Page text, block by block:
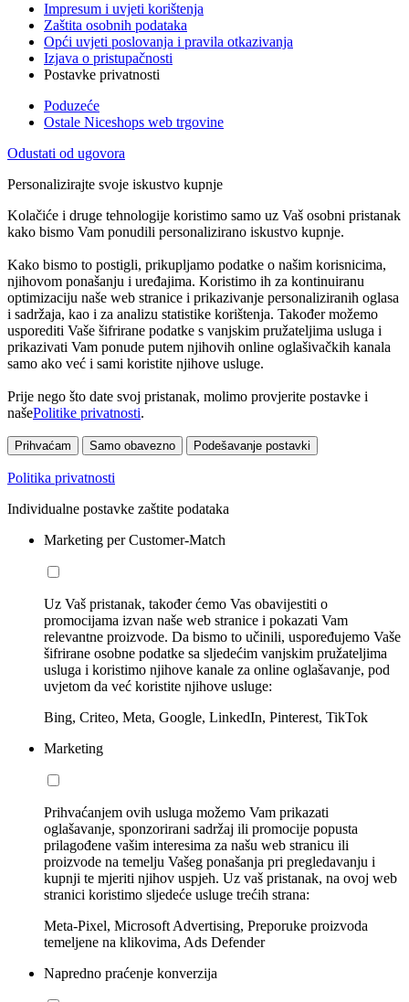
Impresum i uvjeti korištenja
Zaštita osobnih podataka
Opći uvjeti poslovanja i pravila otkazivanja
Izjava o pristupačnosti
Postavke privatnosti
Poduzeće
Ostale Niceshops web trgovine
Odustati od ugovora
Personalizirajte svoje iskustvo kupnje
Kolačiće i druge tehnologije koristimo samo uz Vaš osobni pristanak
kako bismo Vam ponudili personalizirano iskustvo kupnje.
Kako bismo to postigli, prikupljamo podatke o našim korisnicima,
njihovom ponašanju i uređajima. Koristimo ih za kontinuiranu
optimizaciju naše web stranice i prikazivanje personaliziranih oglasa
i sadržaja, kao i za analizu statistike korištenja. Također možemo
usporediti Vaše šifrirane podatke s vanjskim pružateljima usluga i
prikazivati Vam ponude putem njihovih online oglašivačkih kanala
samo ako već i sami koristite njihove usluge.
Prije nego što date svoj pristanak, molimo provjerite postavke i
našePolitike privatnosti.
Prihvaćam Samo obavezno Podešavanje postavki
Politika privatnosti
Individualne postavke zaštite podataka
Marketing per Customer-Match
Uz Vaš pristanak, također ćemo Vas obavijestiti o
promocijama izvan naše web stranice i pokazati Vam
relevantne proizvode. Da bismo to učinili, uspoređujemo Vaše
šifrirane osobne podatke sa sljedećim vanjskim pružateljima
usluga i koristimo njihove kanale za online oglašavanje, pod
uvjetom da već koristite njihove usluge:
Bing, Criteo, Meta, Google, LinkedIn, Pinterest, TikTok
Marketing
Prihvaćanjem ovih usluga možemo Vam prikazati
oglašavanje, sponzorirani sadržaj ili promocije popusta
prilagođene vašim interesima za našu web stranicu ili
proizvode na temelju Vašeg ponašanja pri pregledavanju i
kupnji te mjeriti njihov uspjeh. Uz vaš pristanak, na ovoj web
stranici koristimo sljedeće usluge trećih strana:
Meta-Pixel, Microsoft Advertising, Preporuke proizvoda
temeljene na klikovima, Ads Defender
Napredno praćenje konverzija